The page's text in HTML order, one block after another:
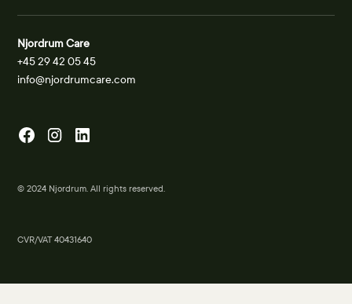
Njordrum Care
+45 29 42 05 45
info@njordrumcare.com
© 2024 Njordrum. All rights reserved.
CVR/VAT 40431640